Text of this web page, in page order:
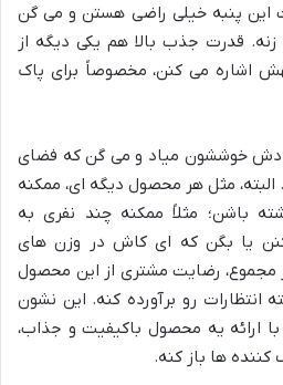
این پنبه خیلی راضی هستن و می گن
قدرت جذب بالا هم یکی دیگه از
اشاره می کنن، مخصوصاً برای پاک
خوششون میاد و می گن که فضای
البته، مثل هر محصول دیگه ای، ممکنه
باشن؛ مثلاً ممکنه چند نفری به
یا بگن که ای کاش در وزن های
مجموع، رضایت مشتری از این محصول
انتظارات رو برآورده کنه. این نشون
ارائه یه محصول باکیفیت و جذاب،
ها باز کنه.